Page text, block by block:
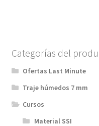
Categorías del
Ofertas Last Minute
Traje húmedos 7 mm
Cursos
Material SSI